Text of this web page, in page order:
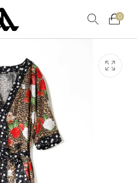
0
Accessori
Per Lui